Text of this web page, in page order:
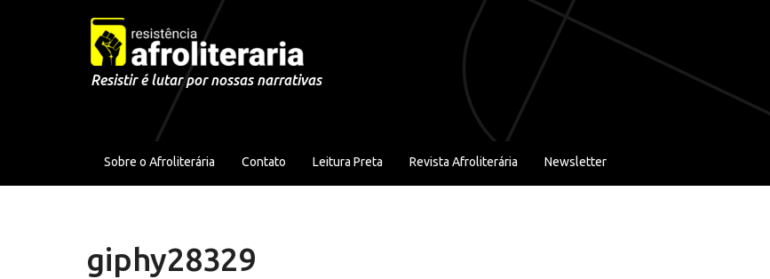
Pular para o conteúdo
Resistir é lutar por nossas narrativas
Sobre o Afroliterária Contato Leitura Preta Revista Afroliterária Newsletter
giphy28329